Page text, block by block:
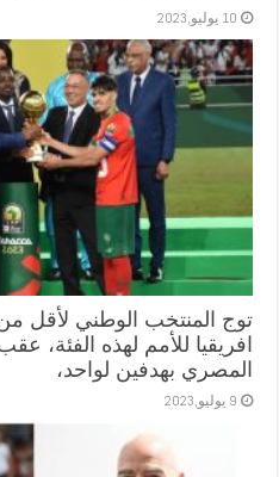
10 يوليو,2023
افريقيا للأمم لهذه الفئة،
المصري بهدفين لواحد،
9 يوليو,2023